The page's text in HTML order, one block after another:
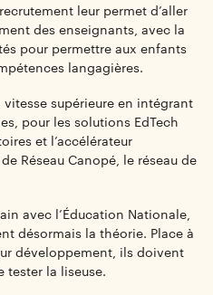
leur permet d’aller
des enseignants, avec la
pour permettre aux enfants
langagières.
vitesse supérieure en intégrant
pour les solutions EdTech
et l’accélérateur
Réseau Canopé, le réseau de
avec l’Éducation Nationale,
désormais la théorie. Place à
développement, ils doivent
tester la liseuse.